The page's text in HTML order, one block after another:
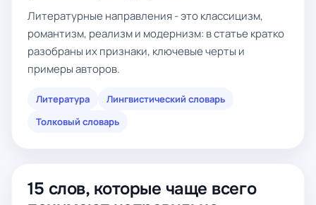
Литературные направления - это классицизм,
романтизм, реализм и модернизм: в статье кратко
разобраны их признаки, ключевые черты и
примеры авторов.
Литература
Лингвистический словарь
Толковый словарь
15 слов, которые чаще всего